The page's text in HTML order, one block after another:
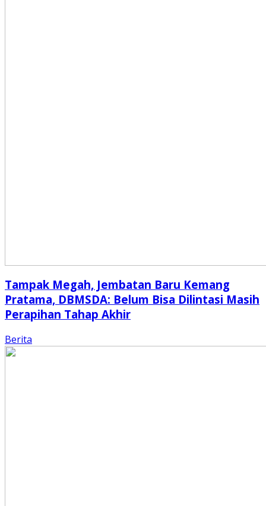
Tampak Megah, Jembatan Baru Kemang
Pratama, DBMSDA: Belum Bisa Dilintasi Masih
Perapihan Tahap Akhir
Berita